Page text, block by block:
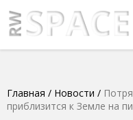
Главная / Новости /
приблизится к Земле на